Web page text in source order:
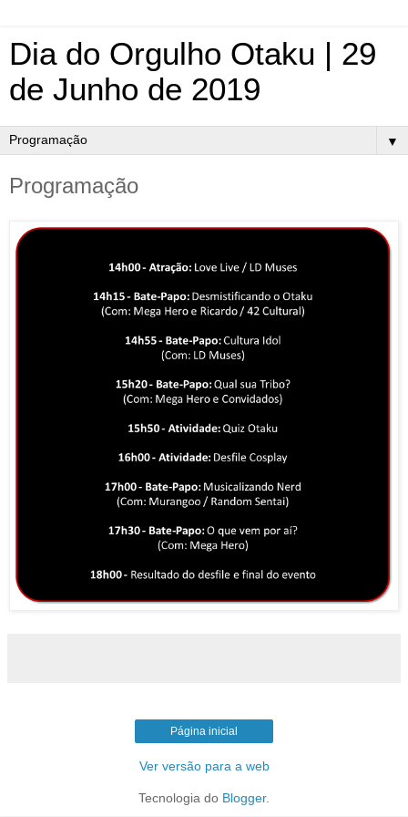
Dia do Orgulho Otaku | 29
de Junho de 2019
▼
Programação
Página inicial
Ver versão para a web
Tecnologia do Blogger.